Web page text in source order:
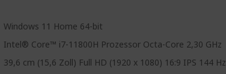
Windows 11 Home 64-bit
Intel® Core™ i7-11800H Prozessor Octa-Core 2,30 GHz
39,6 cm (15,6 Zoll) Full HD (1920 x 1080) 16:9 IPS 144 Hz